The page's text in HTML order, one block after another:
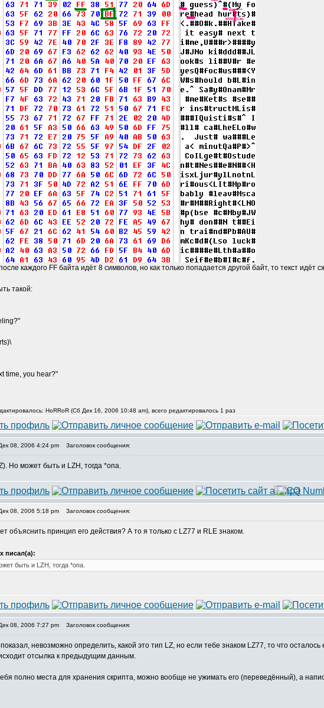
каждого FF байта идёт 8 символов, но как только попадается другой байт, то текст идёт
такой:
time, you hear?"
HoRRoR (Сб Дек 16, 2006 10:48 am), всего редактировалось 1 раз
08, 2006 4:24 pm Заголовок сообщения:
Но может быть и LZH, тогда *опа.
08, 2006 5:18 pm Заголовок сообщения:
объяснить принцип его действия? А то я только с LZ77 и RLE знаком.
писал(а):
быть и LZH, тогда *опа.
08, 2006 7:27 pm Заголовок сообщения:
невозможно определить, какой это тип LZ, но если тебе знаком LZ77, то что
отсылка к предыдущим данным.
полно места для хранения скрипта, можно вообще не ужимать его (переведённый), а